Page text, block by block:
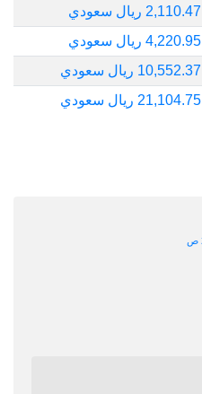
2,110.47 ريال سعودي
4,220.95 ريال سعودي
10,552.37 ريال سعودي
21,104.75 ريال سعودي